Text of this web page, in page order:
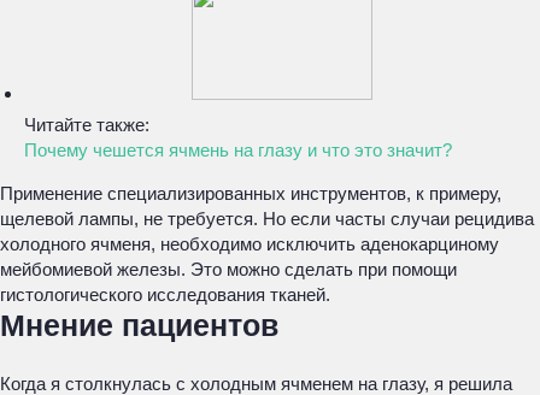
Читайте также:
Почему чешется ячмень на глазу и что это значит?
Применение специализированных инструментов, к примеру,
щелевой лампы, не требуется. Но если часты случаи рецидива
холодного ячменя, необходимо исключить аденокарциному
мейбомиевой железы. Это можно сделать при помощи
гистологического исследования тканей.
Мнение пациентов
Когда я столкнулась с холодным ячменем на глазу, я решила